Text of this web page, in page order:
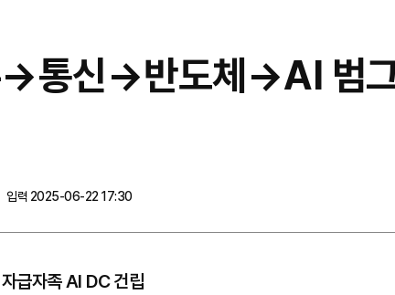
통신→반도체→AI 범그
입력 2025-06-22 17:30
급자족 AI DC 건립